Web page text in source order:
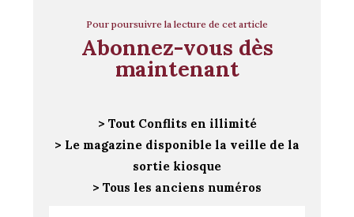
Pour poursuivre la lecture de cet article
Abonnez-vous dès
maintenant
> Tout Conflits en illimité
> Le magazine disponible la veille de la
sortie kiosque
> Tous les anciens numéros